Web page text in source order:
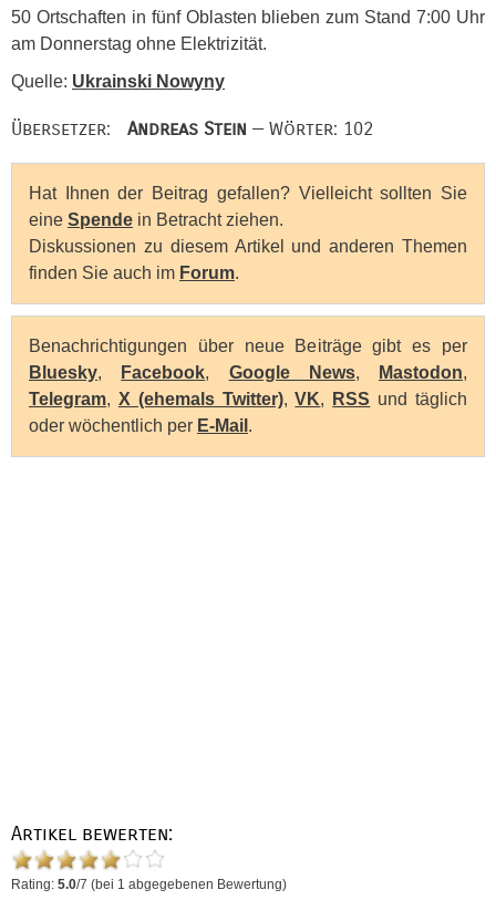
50 Ortschaften in fünf Oblasten blieben zum Stand 7:00 Uhr
am Donnerstag ohne Elektrizität.
Quelle: Ukrainski Nowyny
Übersetzer: Andreas Stein — Wörter: 102
Hat Ihnen der Beitrag gefallen? Vielleicht sollten Sie
eine Spende in Betracht ziehen.
Diskussionen zu diesem Artikel und anderen Themen
finden Sie auch im Forum.
Benachrichtigungen über neue Beiträge gibt es per
Bluesky, Facebook, Google News, Mastodon,
Telegram, X (ehemals Twitter),VK, RSS und täglich
oder wöchentlich per E-Mail .
Artikel bewerten:
Rating: 5.0/7 (bei 1 abgegebenen Bewertung)